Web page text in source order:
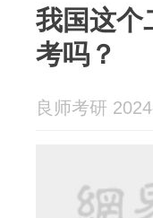
我国这个
考吗？
良师考研